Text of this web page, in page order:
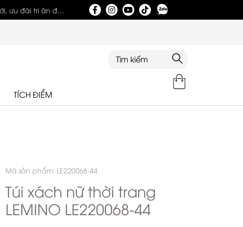
Tri ân khách hàng nhân dịp khai trương showroom
TÍCH ĐIỂM
Mã sản phẩm: LE220068-44
Túi xách nữ thời trang
LEMINO LE220068-44